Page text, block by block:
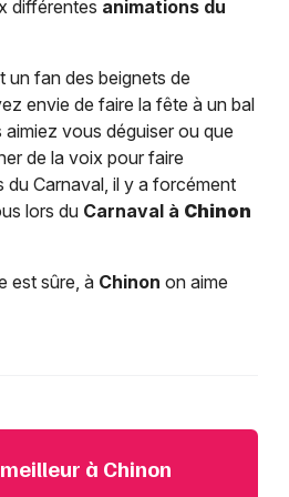
différentes animations du
fan des beignets de
envie de faire la fête à un bal
vous déguiser ou que
de la voix pour faire
du Carnaval, il y a forcément
lors du Carnaval à Chinon
est sûre, à Chinon on aime
à Chinon